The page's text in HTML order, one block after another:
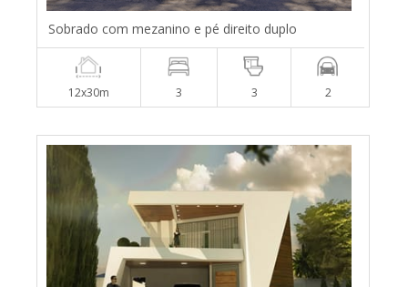
Sobrado com mezanino e pé direito duplo
12x30m 3 3 2